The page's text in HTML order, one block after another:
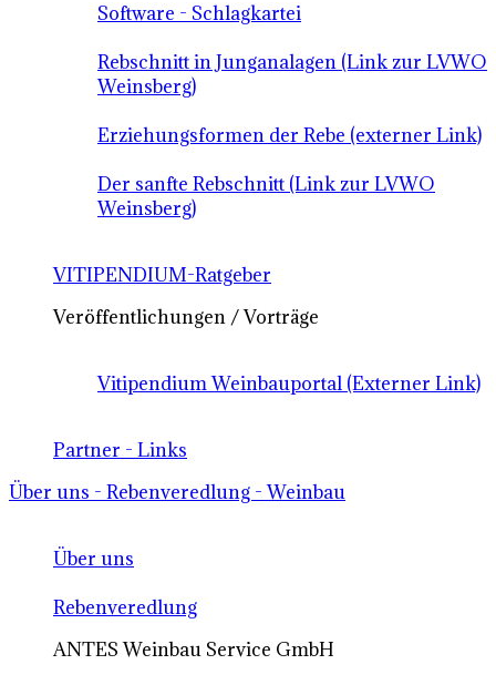
Software - Schlagkartei
Rebschnitt in Junganalagen (Link zur LVWO
Weinsberg)
Erziehungsformen der Rebe (externer Link)
Der sanfte Rebschnitt (Link zur LVWO
Weinsberg)
VITIPENDIUM-Ratgeber
Veröffentlichungen / Vorträge
Vitipendium Weinbauportal (Externer Link)
Partner - Links
Über uns - Rebenveredlung - Weinbau
Über uns
Rebenveredlung
ANTES Weinbau Service GmbH